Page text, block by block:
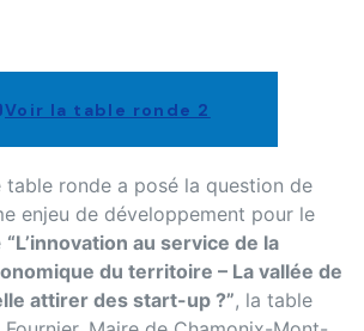
Voir la table ronde 2
table ronde a posé la question de
enjeu de développement pour le
“L’innovation au service de la
du territoire – La vallée de
attirer des start-up ?”, la table